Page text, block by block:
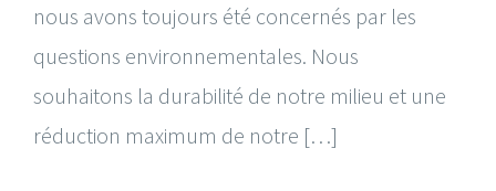
nous avons toujours été concernés par les
questions environnementales. Nous
souhaitons la durabilité de notre milieu et une
réduction maximum de notre […]